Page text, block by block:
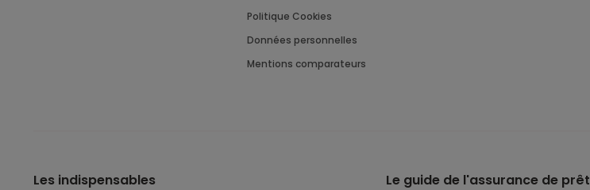
Politique Cookies
Données personnelles
Mentions comparateurs
Les indispensables Le guide de l'assurance de prêt